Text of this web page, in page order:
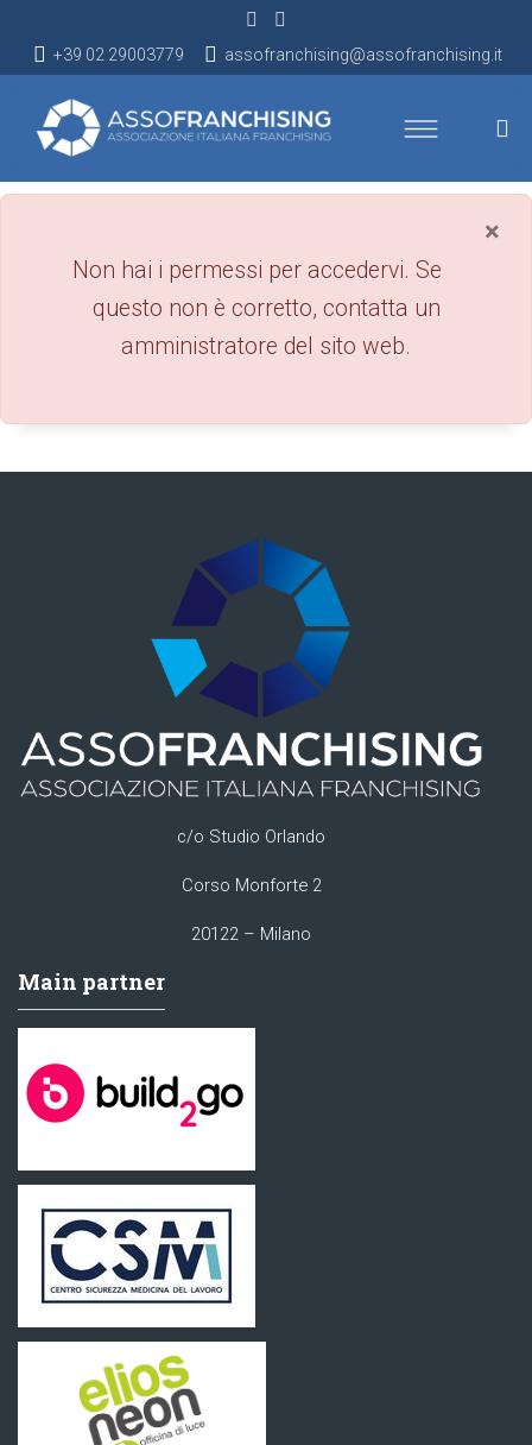
+39 02 29003779 assofranchising@assofranchising.it
×
Non hai i permessi per accedervi. Se
questo non è corretto, contatta un
amministratore del sito web.
c/o Studio Orlando
Corso Monforte 2
20122 – Milano
Main partner